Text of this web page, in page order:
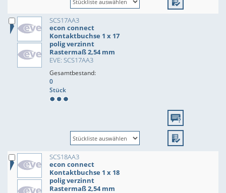
SCS17AA3
econ connect
Kontaktbuchse 1 x 17
polig verzinnt
Rastermaß 2,54 mm
EVE: SCS17AA3
Gesamtbestand:
0
Stück
SCS18AA3
econ connect
Kontaktbuchse 1 x 18
polig verzinnt
Rastermaß 2,54 mm